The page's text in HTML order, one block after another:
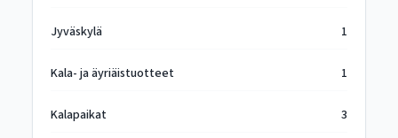
Jyväskylä 1
Kala- ja äyriäistuotteet 1
Kalapaikat 3